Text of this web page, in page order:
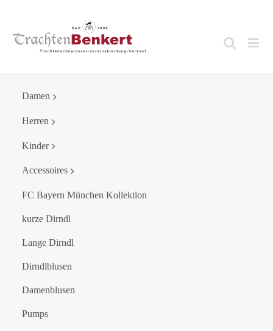
content
Damen
Herren
Kinder
Accessoires
FC Bayern München Kollektion
kurze Dirndl
Lange Dirndl
Dirndlblusen
Damenblusen
Pumps